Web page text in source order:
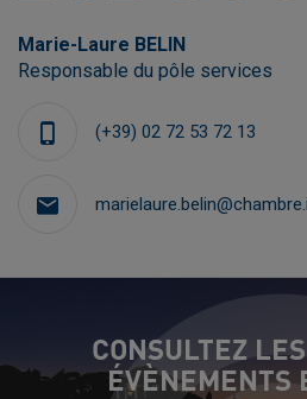
Marie-Laure BELIN
Responsable du pôle services
(+39) 02 72 53 72 13
CONSULTEZ
ÉVÈNEMENTS